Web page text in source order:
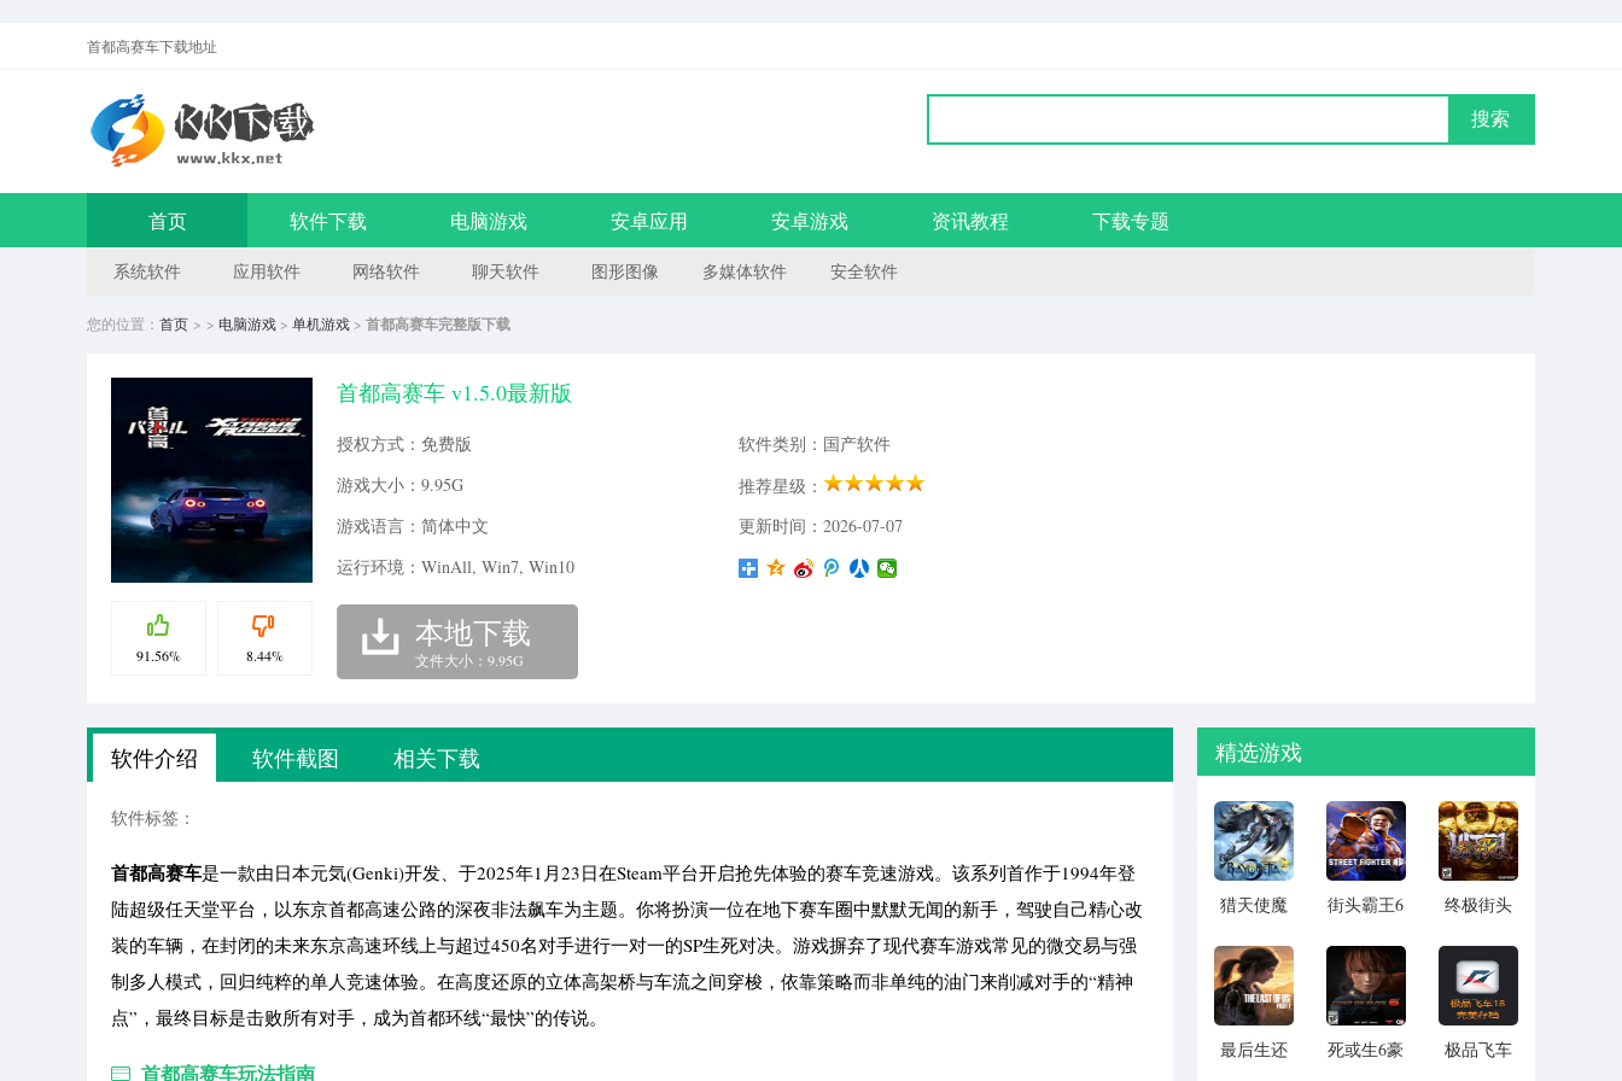
首都高赛车下载地址
搜索
首页 软件下载 电脑游戏 安卓应用 安卓游戏 资讯教程 下载专题
系统软件 应用软件 网络软件 聊天软件 图形图像 多媒体软件 安全软件
您的位置： 首页 > > 电脑游戏 > 单机游戏 > 首都高赛车完整版下载
91.56% 8.44%
首都高赛车 v1.5.0最新版
授权方式：免费版
软件类别：国产软件
游戏大小：9.95G
推荐星级：
游戏语言：简体中文
更新时间：2026-07-07
运行环境：WinAll, Win7, Win10
本地下载
文件大小：9.95G
软件介绍 软件截图 相关下载
软件标签：
首都高赛车是一款由日本元気(Genki)开发、于2025年1月23日在Steam平台开启抢先体验的赛车竞速游戏。该系列首作于1994年登
陆超级任天堂平台，以东京首都高速公路的深夜非法飙车为主题。你将扮演一位在地下赛车圈中默默无闻的新手，驾驶自己精心改
装的车辆，在封闭的未来东京高速环线上与超过450名对手进行一对一的SP生死对决。游戏摒弃了现代赛车游戏常见的微交易与强
制多人模式，回归纯粹的单人竞速体验。在高度还原的立体高架桥与车流之间穿梭，依靠策略而非单纯的油门来削减对手的“精神
点”，最终目标是击败所有对手，成为首都环线“最快”的传说。
首都高赛车玩法指南
精选游戏
猎天使魔
街头霸王6
终极街头
最新版
最后生还
死或生6豪
极品飞车